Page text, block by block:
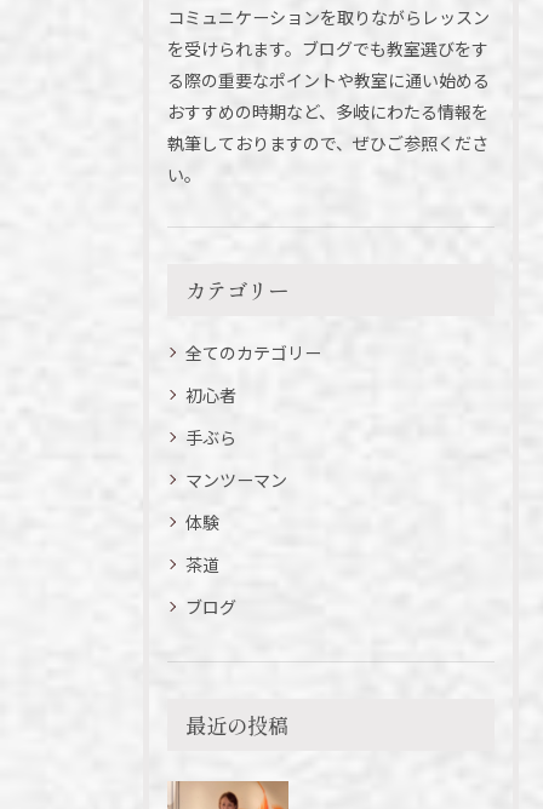
コミュニケーションを取りながらレッスン
を受けられます。ブログでも教室選びをす
る際の重要なポイントや教室に通い始める
おすすめの時期など、多岐にわたる情報を
執筆しておりますので、ぜひご参照くださ
い。
カテゴリー
全てのカテゴリー
初心者
手ぶら
マンツーマン
体験
茶道
ブログ
最近の投稿